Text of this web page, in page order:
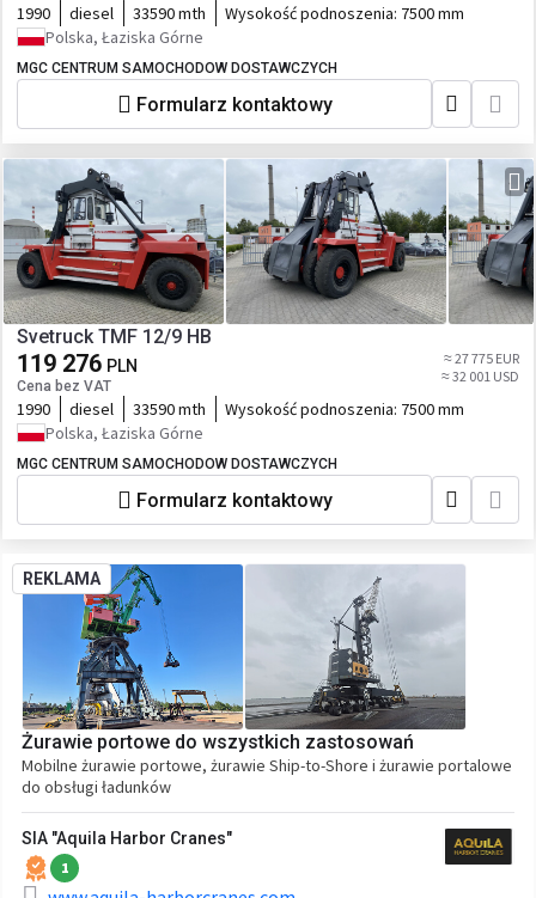
1990 diesel 33590 mth Wysokość podnoszenia: 7500 mm
Polska, Łaziska Górne
MGC CENTRUM SAMOCHODOW DOSTAWCZYCH
Formularz kontaktowy
Svetruck TMF 12/9 HB
119 276 PLN
Cena bez VAT
≈ 27 775 EUR
≈ 32 001 USD
1990 diesel 33590 mth Wysokość podnoszenia: 7500 mm
Polska, Łaziska Górne
MGC CENTRUM SAMOCHODOW DOSTAWCZYCH
Formularz kontaktowy
REKLAMA
Żurawie portowe do wszystkich zastosowań
Mobilne żurawie portowe, żurawie Ship-to-Shore i żurawie portalowe
do obsługi ładunków
SIA "Aquila Harbor Cranes"
1